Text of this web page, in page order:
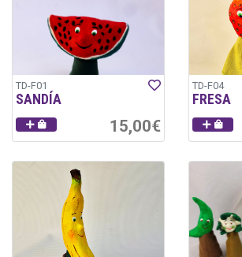
TD-F01
SANDÍA
15,00€
TD-F04
FRESA